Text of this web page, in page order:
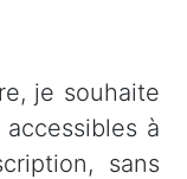
je souhaite
à
sans